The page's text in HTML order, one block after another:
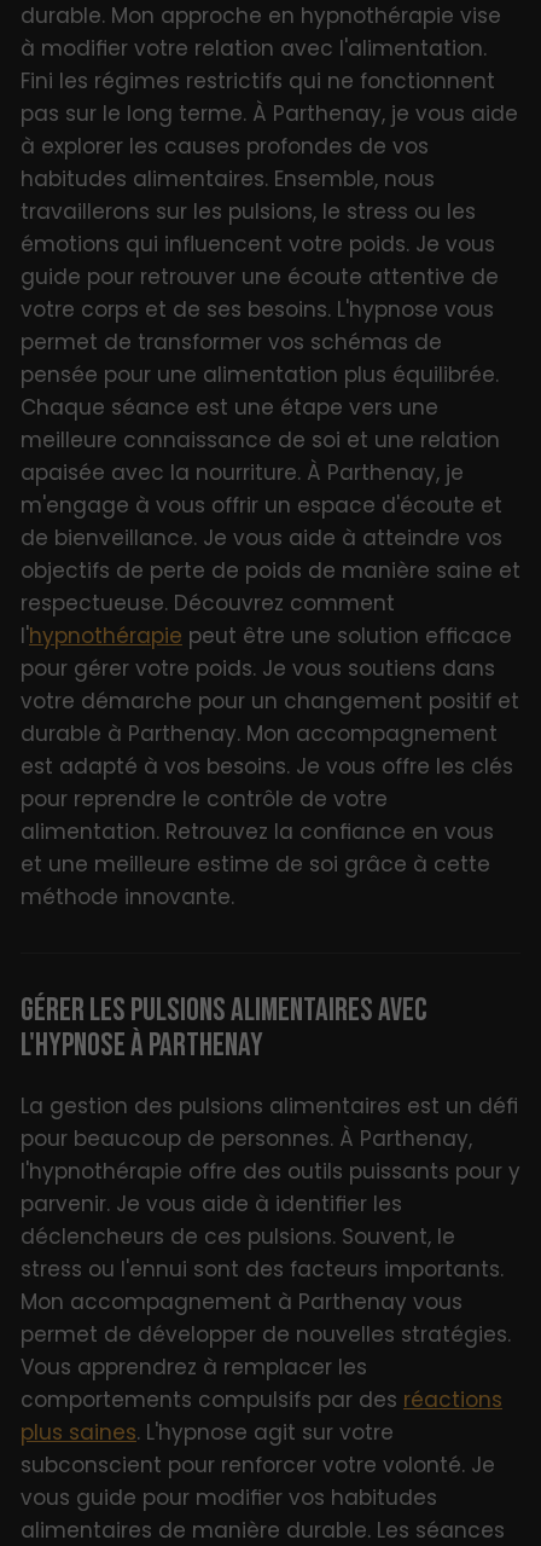
durable. Mon approche en hypnothérapie vise
à modifier votre relation avec l'alimentation.
Fini les régimes restrictifs qui ne fonctionnent
pas sur le long terme. À Parthenay, je vous aide
à explorer les causes profondes de vos
habitudes alimentaires. Ensemble, nous
travaillerons sur les pulsions, le stress ou les
émotions qui influencent votre poids. Je vous
guide pour retrouver une écoute attentive de
votre corps et de ses besoins. L'hypnose vous
permet de transformer vos schémas de
pensée pour une alimentation plus équilibrée.
Chaque séance est une étape vers une
meilleure connaissance de soi et une relation
apaisée avec la nourriture. À Parthenay, je
m'engage à vous offrir un espace d'écoute et
de bienveillance. Je vous aide à atteindre vos
objectifs de perte de poids de manière saine et
respectueuse. Découvrez comment
l'hypnothérapie peut être une solution efficace
pour gérer votre poids. Je vous soutiens dans
votre démarche pour un changement positif et
durable à Parthenay. Mon accompagnement
est adapté à vos besoins. Je vous offre les clés
pour reprendre le contrôle de votre
alimentation. Retrouvez la confiance en vous
et une meilleure estime de soi grâce à cette
méthode innovante.
GÉRER LES PULSIONS ALIMENTAIRES AVEC
L'HYPNOSE À PARTHENAY
La gestion des pulsions alimentaires est un défi
pour beaucoup de personnes. À Parthenay,
l'hypnothérapie offre des outils puissants pour y
parvenir. Je vous aide à identifier les
déclencheurs de ces pulsions. Souvent, le
stress ou l'ennui sont des facteurs importants.
Mon accompagnement à Parthenay vous
permet de développer de nouvelles stratégies.
Vous apprendrez à remplacer les
comportements compulsifs par des réactions
plus saines. L'hypnose agit sur votre
subconscient pour renforcer votre volonté. Je
vous guide pour modifier vos habitudes
alimentaires de manière durable. Les séances